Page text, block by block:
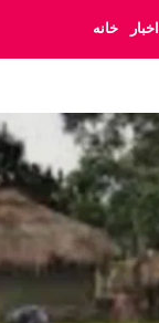
خانه اخبار